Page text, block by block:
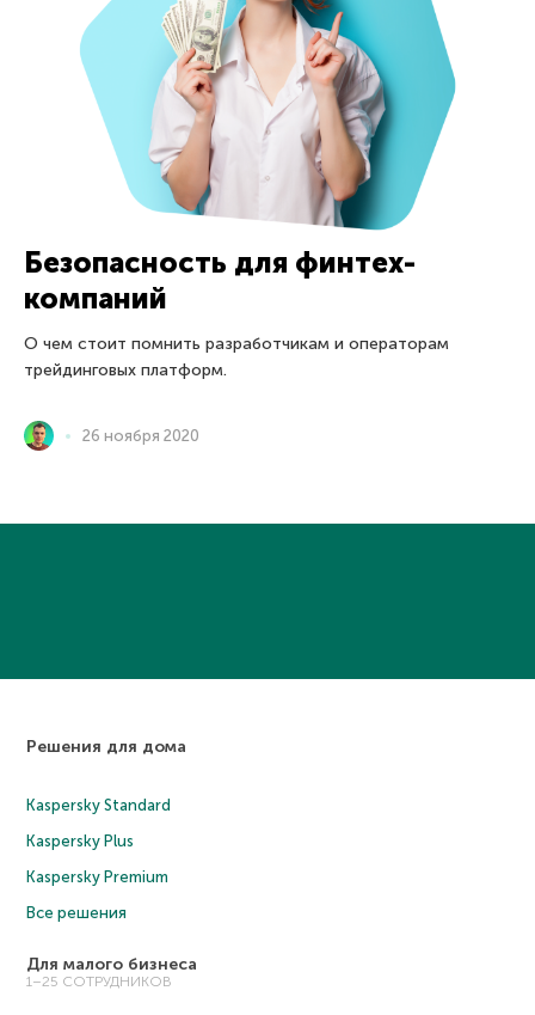
Безопасность для финтех-
компаний
О чем стоит помнить разработчикам и операторам
трейдинговых платформ.
26 ноября 2020
Решения для дома
Kaspersky Standard
Kaspersky Plus
Kaspersky Premium
Все решения
Для малого бизнеса
1–25 СОТРУДНИКОВ